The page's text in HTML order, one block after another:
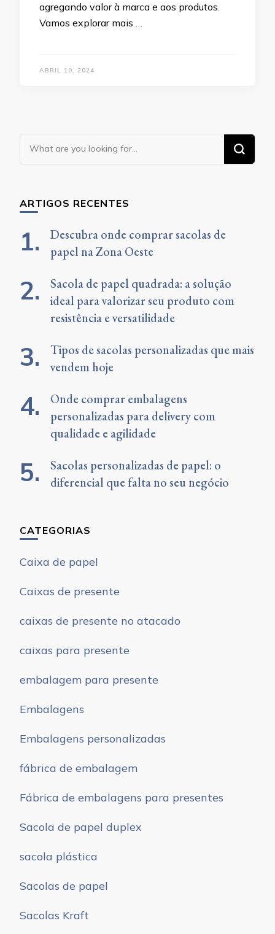
agregando valor à marca e aos produtos.
Vamos explorar mais …
ABRIL 10, 2024
Looking
for
ARTIGOS RECENTES
Descubra onde comprar sacolas de
papel na Zona Oeste
Sacola de papel quadrada: a solução
ideal para valorizar seu produto com
resistência e versatilidade
Tipos de sacolas personalizadas que mais
vendem hoje
Onde comprar embalagens
personalizadas para delivery com
qualidade e agilidade
Sacolas personalizadas de papel: o
diferencial que falta no seu negócio
CATEGORIAS
Caixa de papel
Caixas de presente
caixas de presente no atacado
caixas para presente
embalagem para presente
Embalagens
Embalagens personalizadas
fábrica de embalagem
Fábrica de embalagens para presentes
Sacola de papel duplex
sacola plástica
Sacolas de papel
Sacolas Kraft